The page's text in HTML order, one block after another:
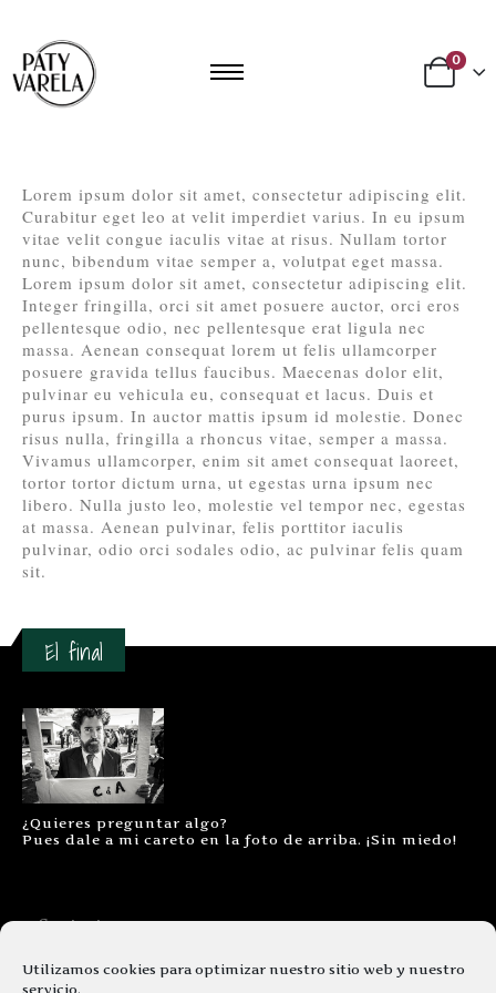
Utilizamos cookies para optimizar nuestro sitio web y nuestro
servicio.
0
Lorem ipsum dolor sit amet, consectetur adipiscing elit.
Curabitur eget leo at velit imperdiet varius. In eu ipsum
vitae velit congue iaculis vitae at risus. Nullam tortor
nunc, bibendum vitae semper a, volutpat eget massa.
Lorem ipsum dolor sit amet, consectetur adipiscing elit.
Integer fringilla, orci sit amet posuere auctor, orci eros
pellentesque odio, nec pellentesque erat ligula nec
massa. Aenean consequat lorem ut felis ullamcorper
posuere gravida tellus faucibus. Maecenas dolor elit,
pulvinar eu vehicula eu, consequat et lacus. Duis et
purus ipsum. In auctor mattis ipsum id molestie. Donec
risus nulla, fringilla a rhoncus vitae, semper a massa.
Vivamus ullamcorper, enim sit amet consequat laoreet,
tortor tortor dictum urna, ut egestas urna ipsum nec
libero. Nulla justo leo, molestie vel tempor nec, egestas
at massa. Aenean pulvinar, felis porttitor iaculis
pulvinar, odio orci sodales odio, ac pulvinar felis quam
sit.
El final
¿Quieres preguntar algo?
Pues dale a mi careto en la foto de arriba. ¡Sin miedo!
Contacto
Aviso legal